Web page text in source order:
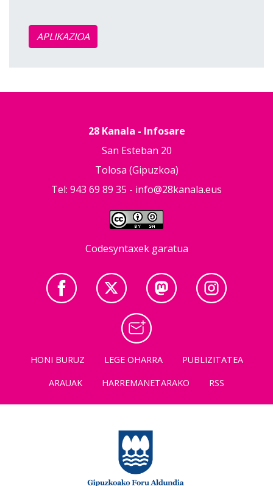
APLIKAZIOA
28 Kanala - Infosare
San Esteban 20
Tolosa (Gipuzkoa)
Tel: 943 69 89 35 - info@28kanala.eus
Codesyntaxek garatua
HONI BURUZ LEGE OHARRA
PUBLIZITATEA
ARAUAK
HARREMANETARAKO RSS